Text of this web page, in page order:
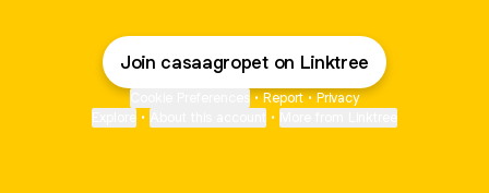
Join casaagropet on Linktree
• Report • Privacy
• •